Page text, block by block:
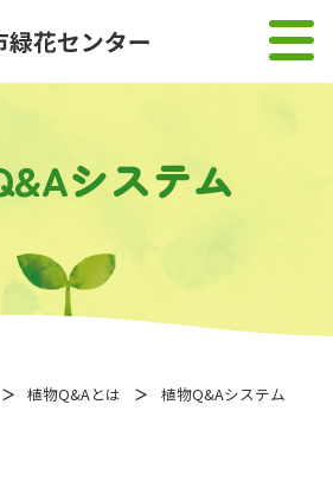
システム
植物Q&Aとは
植物Q&Aシステム